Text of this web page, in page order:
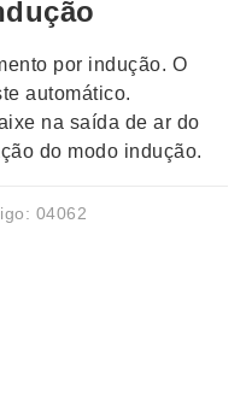
por indução. O
automático.
na saída de ar do
do modo indução.
04062